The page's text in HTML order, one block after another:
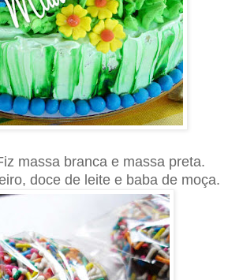
massa branca e massa preta.
doce de leite e baba de moça.